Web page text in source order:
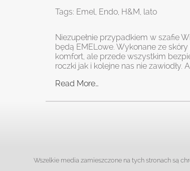
Tags: Emel, Endo, H&M, lato
Niezupełnie przypadkiem w szafie
będą EMELowe. Wykonane ze
komfort, ale przede wszystkim
roczki jak i kolejne nas nie zawiodły.
Read More…
Wszelkie media zamieszczone na tych stronach są